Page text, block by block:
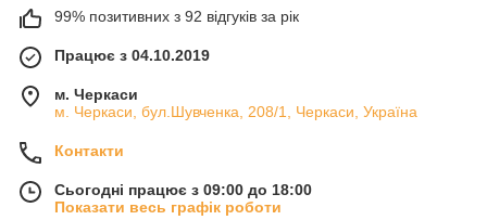
99% позитивних з 92 відгуків за рік
Працює з 04.10.2019
м. Черкаси
м. Черкаси, бул.Шувченка, 208/1, Черкаси, Україна
Контакти
Сьогодні працює з 09:00 до 18:00
Показати весь графік роботи